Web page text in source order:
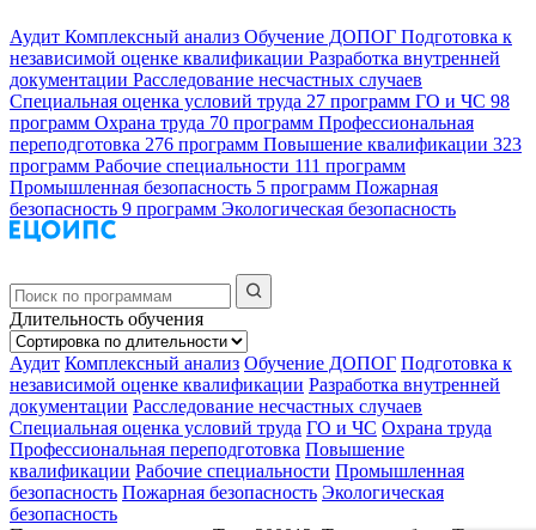
Аудит Комплексный анализ Обучение ДОПОГ Подготовка к
независимой оценке квалификации Разработка внутренней
документации Расследование несчастных случаев
Специальная оценка условий труда 27 программ ГО и ЧС 98
программ Охрана труда 70 программ Профессиональная
переподготовка 276 программ Повышение квалификации 323
программ Рабочие специальности 111 программ
Промышленная безопасность 5 программ Пожарная
безопасность 9 программ Экологическая безопасность
Длительность обучения
Аудит Комплексный анализ Обучение ДОПОГ Подготовка к
независимой оценке квалификации Разработка внутренней
документации Расследование несчастных случаев
Специальная оценка условий труда ГО и ЧС Охрана труда
Профессиональная переподготовка Повышение
квалификации Рабочие специальности Промышленная
безопасность Пожарная безопасность Экологическая
безопасность